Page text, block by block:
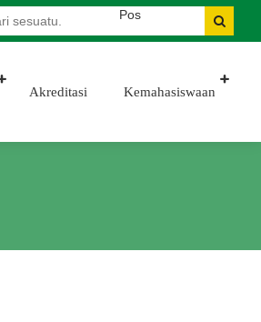
Akreditasi Kemahasiswaan